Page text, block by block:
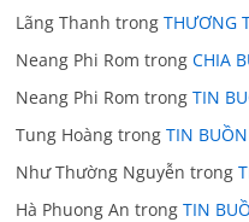
Lãng Thanh trongTHƯƠNG
Neang Phi Rom trongCHIA
Neang Phi Rom trongTIN
Tung Hoàng trongTIN BUỒN
Như Thường Nguyễn trong
Hà Phuong An trongTIN